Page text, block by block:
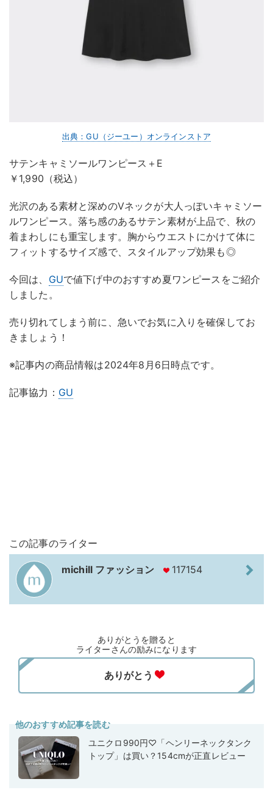
出典：GU（ジーユー）オンラインストア
サテンキャミソールワンピース＋E
￥1,990（税込）
光沢のある素材と深めのVネックが大人っぽいキャミソー
ルワンピース。落ち感のあるサテン素材が上品で、秋の
着まわしにも重宝します。胸からウエストにかけて体に
フィットするサイズ感で、スタイルアップ効果も◎
今回は、 GUで値下げ中のおすすめ夏ワンピースをご紹介
しました。
売り切れてしまう前に、急いでお気に入りを確保してお
きましょう！
※記事内の商品情報は2024年8月6日時点です。
記事協力： GU
この記事のライター
michill ファッション 117154
ありがとうを贈ると
ライターさんの励みになります
他のおすすめ記事を読む
ユニクロ990円♡「ヘンリーネックタンク
トップ」は買い？154cmが正直レビュー